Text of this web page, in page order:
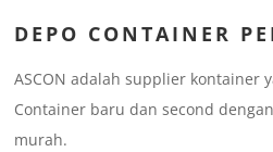
DEPO CONTAINER
ASCON adalah supplier kontainer
Container baru dan second
murah.